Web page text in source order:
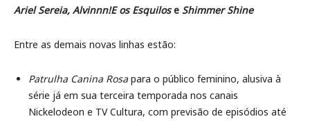
Ariel Sereia, Alvinnn!E os Esquilose Shimmer Shine
Entre as demais novas linhas estão:
Patrulha Canina Rosa para o público feminino, alusiva à
série já em sua terceira temporada nos canais
Nickelodeon e TV Cultura, com previsão de episódios até